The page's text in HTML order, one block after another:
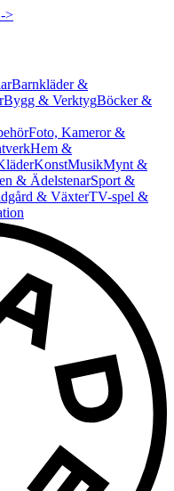
>
Barnkläder &
Bygg & VerktygBöcker &
Foto, Kameror &
Hem &
KonstMusikMynt &
& ÄdelstenarSport &
& VäxterTV-spel &